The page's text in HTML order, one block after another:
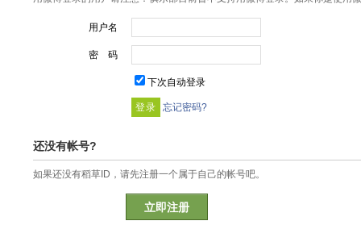
用户名
密 码
下次自动登录
忘记密码?
还没有帐号?
如果还没有稻草ID，请先注册一个属于自己的帐号吧。
立即注册